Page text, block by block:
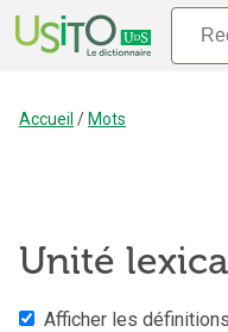
Accueil / Mots
Unité
Afficher les définitions